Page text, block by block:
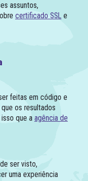
assuntos,
certificado SSLe
feitas em código e
os resultados
que a agência de
ser visto,
uma experiência